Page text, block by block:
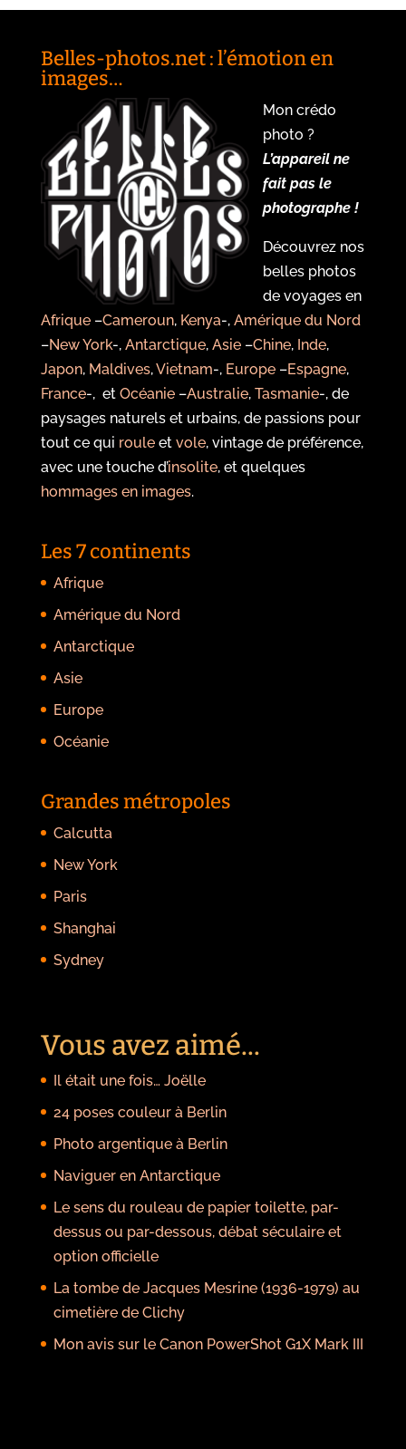
Belles-photos.net : l’émotion en
images…
Mon crédo
photo ?
L’appareil ne
fait pas le
photographe !
Découvrez nos
belles photos
de voyages en
Afrique–Cameroun, Kenya-, Amérique du Nord
–New York-, Antarctique, Asie–Chine, Inde,
Japon, Maldives,Vietnam-, Europe–Espagne,
France-, et Océanie–Australie, Tasmanie-, de
paysages naturels et urbains, de passions pour
tout ce qui rouleet vole, vintage de préférence,
avec une touche d’insolite, et quelques
hommages en images.
Les 7 continents
Afrique
Amérique du Nord
Antarctique
Asie
Europe
Océanie
Grandes métropoles
Calcutta
New York
Paris
Shanghai
Sydney
Vous avez aimé...
Il était une fois… Joëlle
24 poses couleur à Berlin
Photo argentique à Berlin
Naviguer en Antarctique
Le sens du rouleau de papier toilette, par-
dessus ou par-dessous, débat séculaire et
option officielle
La tombe de Jacques Mesrine (1936-1979) au
cimetière de Clichy
Mon avis sur le Canon PowerShot G1X Mark III